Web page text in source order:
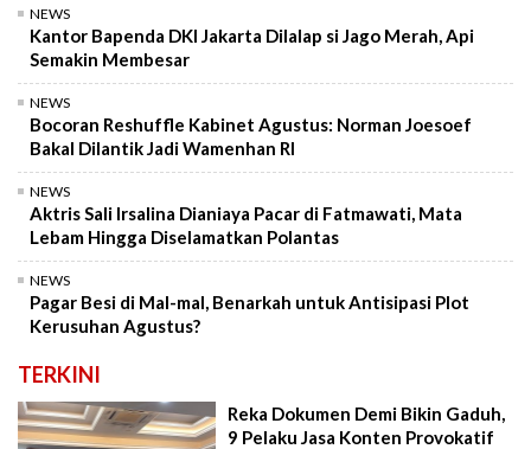
NEWS
Kantor Bapenda DKI Jakarta Dilalap si Jago Merah, Api
Semakin Membesar
NEWS
Bocoran Reshuffle Kabinet Agustus: Norman Joesoef
Bakal Dilantik Jadi Wamenhan RI
NEWS
Aktris Sali Irsalina Dianiaya Pacar di Fatmawati, Mata
Lebam Hingga Diselamatkan Polantas
NEWS
Pagar Besi di Mal-mal, Benarkah untuk Antisipasi Plot
Kerusuhan Agustus?
TERKINI
Reka Dokumen Demi Bikin Gaduh,
9 Pelaku Jasa Konten Provokatif